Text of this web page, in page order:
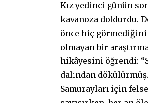
Kız yedinci günün
kavanoza doldurdu.
önce hiç
olmayan bir
hikâyesini öğrendi:
dalından
Samurayları için